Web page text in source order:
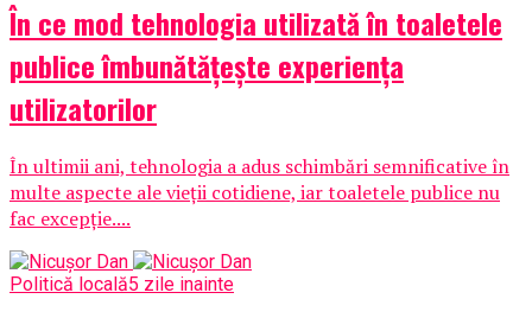
În ce mod tehnologia utilizată în toaletele
publice îmbunătățește experiența
utilizatorilor
În ultimii ani, tehnologia a adus schimbări semnificative în
multe aspecte ale vieții cotidiene, iar toaletele publice nu
fac excepție....
Politică locală5 zile inainte